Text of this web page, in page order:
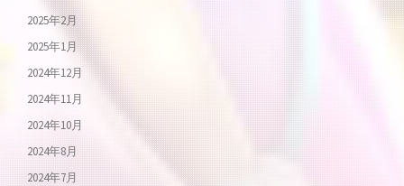
2025年2月
2025年1月
2024年12月
2024年11月
2024年10月
2024年8月
2024年7月